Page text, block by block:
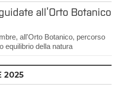
all’Orto Botanico
all'Orto Botanico, percorso
equilibrio della natura
2025